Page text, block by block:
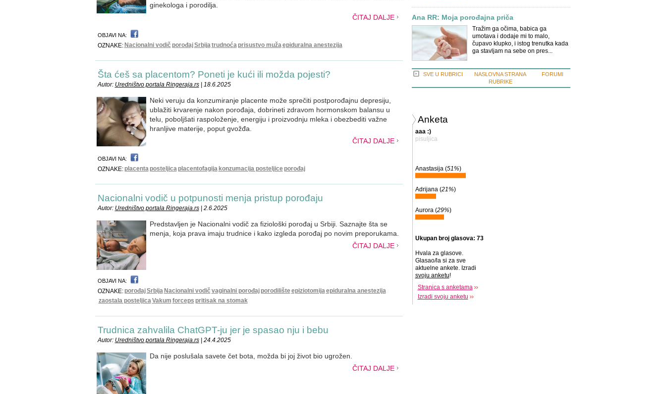
ginekologa i porodilja.
ČITAJ DALJE
OBJAVI NA:
OZNAKE: Nacionalni vodič porođajSrbijatrudnoća prisustvo mužaepiduralna anestezija
Šta ćeš sa placentom? Poneti je kući ili možda pojesti?
Autor: Uredništvo portala Ringeraja.rs| 18.6.2025
Neki veruju da konzumiranje placente može sprečiti postporođajnu depresiju,
ublažiti krvarenje nakon porođaja, dobrineti zdravom hormonskom balansu u
telu, poboljšati raspoloženje, energiju i proizvodnju mleka i obezbediti važne
hranljive materije, poput gvožđa.
ČITAJ DALJE
OBJAVI NA:
OZNAKE: placenta posteljica placentofagija konzumacija posteljice porođaj
Nacionalni vodič u potpunosti menja pristup porođaju
Autor: Uredništvo portala Ringeraja.rs| 2.6.2025
Predstavljen je Nacionalni vodič za fiziološki porođaj u Srbiji. Saznajte šta se
menja, koja prava imaju trudnice i kako izgleda porođaj po novim preporukama.
ČITAJ DALJE
OBJAVI NA:
OZNAKE: porođajSrbija Nacionalni vodič vaginalni porođaj porodilišteepiziotomijaepiduralna anestezija
zaostala posteljicaVakum forceps pritisak na stomak
Trudnica zahvalila ChatGPT-ju jer je spasao nju i bebu
Autor: Uredništvo portala Ringeraja.rs| 24.4.2025
Da nije poslušala savete čet bota, možda bi joj život bio ugrožen.
ČITAJ DALJE
Ana RR: Moja porođajna priča
Tražim ga očima, babica ga
umotava i dodaje mi to malo,
čupavo klupko, i istog trenutka kada
ga stavljam na sebe on pres...
SVE U RUBRICI
NASLOVNA STRANA
RUBRIKE
FORUMI
Anketa
aaa :)
pisuljica
Anastasija (51%)
Adrijana (21%)
Aurora (29%)
Ukupan broj glasova: 73
Hvala za glasove.
Glasao/la si za sve
aktuelne ankete. Izradi
svoju anketu!
Stranica s anketama
Izradi svoju anketu